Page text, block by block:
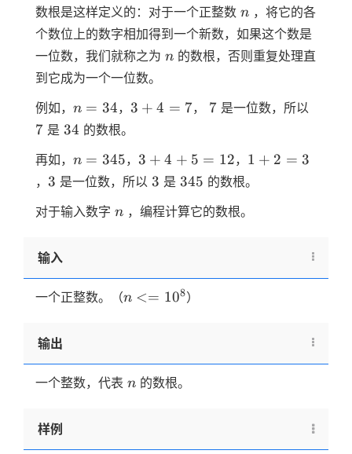
数根是这样定义的：对于一个正整数 n
n ，将它的各
个数位上的数字相加得到一个新数，如果这个数是
一位数，我们就称之为 n
n 的数根，否则重复处理直
到它成为一个一位数。
例如， n=34
n = 34， 3+4=7
3 + 4 = 7， 7
7 是一位数，所以
7 是 34
34 的数根。
再如， n=345
n = 345， 3+4+5=12
3 + 4 + 5 = 12， 1+2=3
1 + 2 = 3
， 3
3 是一位数，所以 3
3 是 345
345 的数根。
对于输入数字 n
n ，编程计算它的数根。
输入
一个正整数。（n<=10^8
n <= 108）
输出
一个整数，代表 n
n 的数根。
样例